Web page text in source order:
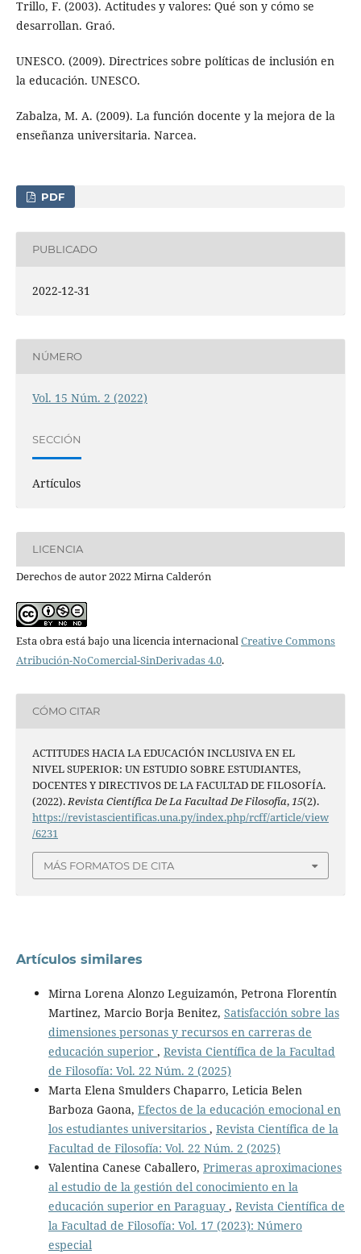
Trillo, F. (2003). Actitudes y valores: Qué son y cómo se
desarrollan. Graó.
UNESCO. (2009). Directrices sobre políticas de inclusión en
la educación. UNESCO.
Zabalza, M. A. (2009). La función docente y la mejora de la
enseñanza universitaria. Narcea.
PDF
PUBLICADO
2022-12-31
NÚMERO
Vol. 15 Núm. 2 (2022)
SECCIÓN
Artículos
LICENCIA
Derechos de autor 2022 Mirna Calderón
Esta obra está bajo una licencia internacionalCreative Commons
Atribución-NoComercial-SinDerivadas 4.0.
CÓMO CITAR
ACTITUDES HACIA LA EDUCACIÓN INCLUSIVA EN EL
NIVEL SUPERIOR: UN ESTUDIO SOBRE ESTUDIANTES,
DOCENTES Y DIRECTIVOS DE LA FACULTAD DE FILOSOFÍA.
(2022).Revista Científica De La Facultad De Filosofía,15(2).
https://revistascientificas.una.py/index.php/rcff/article/view
/6231
MÁS FORMATOS DE CITA
Artículos similares
Mirna Lorena Alonzo Leguizamón, Petrona Florentín
Martinez, Marcio Borja Benitez, Satisfacción sobre las
dimensiones personas y recursos en carreras de
educación superior , Revista Científica de la Facultad
de Filosofía: Vol. 22 Núm. 2 (2025)
Marta Elena Smulders Chaparro, Leticia Belen
Barboza Gaona, Efectos de la educación emocional en
los estudiantes universitarios , Revista Científica de la
Facultad de Filosofía: Vol. 22 Núm. 2 (2025)
Valentina Canese Caballero, Primeras aproximaciones
al estudio de la gestión del conocimiento en la
educación superior en Paraguay , Revista Científica de
la Facultad de Filosofía: Vol. 17 (2023): Número
especial